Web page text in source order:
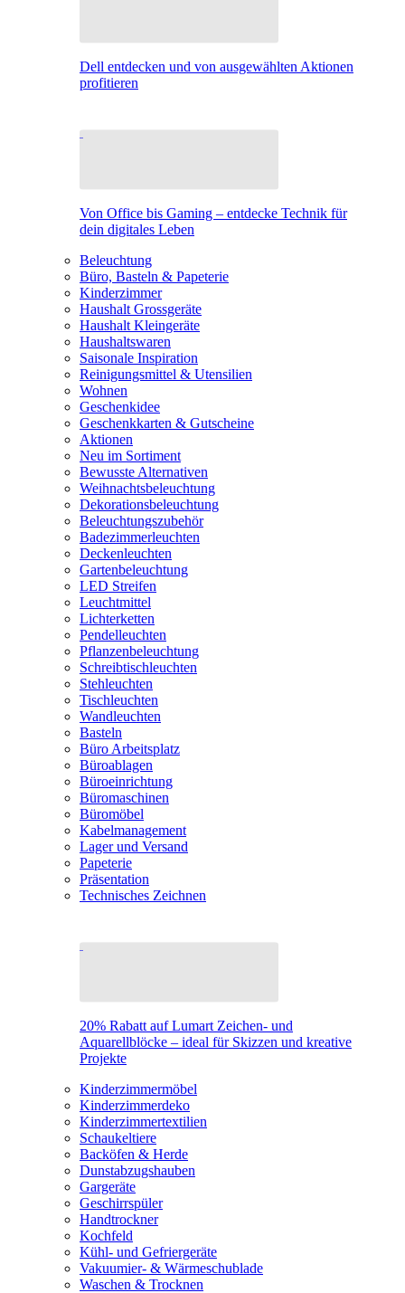
Dell entdecken und von ausgewählten Aktionen
profitieren
Von Office bis Gaming – entdecke Technik für
dein digitales Leben
Beleuchtung
Büro, Basteln & Papeterie
Kinderzimmer
Haushalt Grossgeräte
Haushalt Kleingeräte
Haushaltswaren
Saisonale Inspiration
Reinigungsmittel & Utensilien
Wohnen
Geschenkidee
Geschenkkarten & Gutscheine
Aktionen
Neu im Sortiment
Bewusste Alternativen
Weihnachtsbeleuchtung
Dekorationsbeleuchtung
Beleuchtungszubehör
Badezimmerleuchten
Deckenleuchten
Gartenbeleuchtung
LED Streifen
Leuchtmittel
Lichterketten
Pendelleuchten
Pflanzenbeleuchtung
Schreibtischleuchten
Stehleuchten
Tischleuchten
Wandleuchten
Basteln
Büro Arbeitsplatz
Büroablagen
Büroeinrichtung
Büromaschinen
Büromöbel
Kabelmanagement
Lager und Versand
Papeterie
Präsentation
Technisches Zeichnen
20% Rabatt auf Lumart Zeichen- und
Aquarellblöcke – ideal für Skizzen und kreative
Projekte
Kinderzimmermöbel
Kinderzimmerdeko
Kinderzimmertextilien
Schaukeltiere
Backöfen & Herde
Dunstabzugshauben
Gargeräte
Geschirrspüler
Handtrockner
Kochfeld
Kühl- und Gefriergeräte
Vakuumier- & Wärmeschublade
Waschen & Trocknen